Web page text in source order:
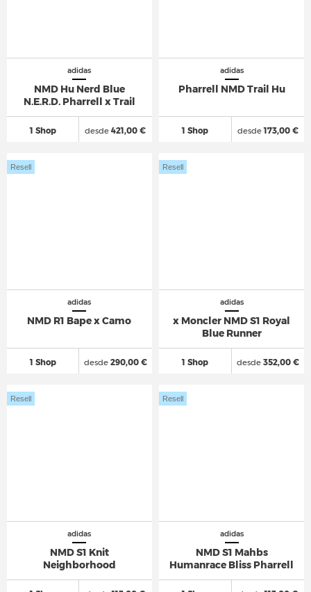
adidas
NMD Hu Nerd Blue
N.E.R.D. Pharrell x Trail
1 Shop desde 421,00 €
adidas
Pharrell NMD Trail Hu
1 Shop desde173,00 €
adidas
NMD R1 Bape x Camo
1 Shop
Resell
desde290,00 €
adidas
x Moncler NMD S1 Royal
Blue Runner
1 Shop
Resell
desde352,00 €
adidas
NMD S1 Knit
Neighborhood
Resell
adidas
NMD S1 Mahbs
Humanrace Bliss Pharrell
Resell